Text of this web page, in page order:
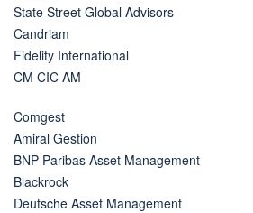
State Street Global Advisors
Candriam
Fidelity International
CM CIC AM
Comgest
Amiral Gestion
BNP Paribas Asset Management
Blackrock
Deutsche Asset Management